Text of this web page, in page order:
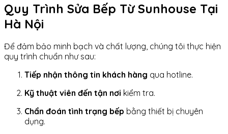
Quy Trình Sửa Bếp Từ Sunhouse Tại
Hà Nội
Để đảm bảo minh bạch và chất lượng, chúng tôi thực hiện
quy trình chuẩn như sau:
Tiếp nhận thông tin khách hàng qua hotline.
Kỹ thuật viên đến tận nơi kiểm tra.
Chẩn đoán tình trạng bếp bằng thiết bị chuyên
dụng.